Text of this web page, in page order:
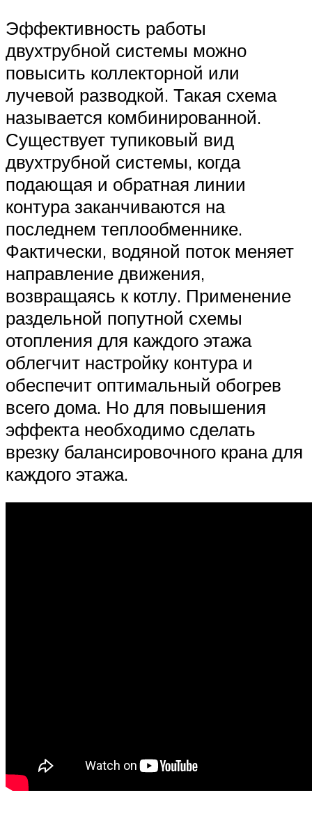
Эффективность работы
двухтрубной системы можно
повысить коллекторной или
лучевой разводкой. Такая схема
называется комбинированной.
Существует тупиковый вид
двухтрубной системы, когда
подающая и обратная линии
контура заканчиваются на
последнем теплообменнике.
Фактически, водяной поток меняет
направление движения,
возвращаясь к котлу. Применение
раздельной попутной схемы
отопления для каждого этажа
облегчит настройку контура и
обеспечит оптимальный обогрев
всего дома. Но для повышения
эффекта необходимо сделать
врезку балансировочного крана для
каждого этажа.